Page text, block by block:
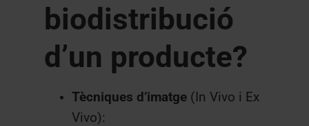
biodistribució
d’un producte?
Tècniques d’imatge (In Vivo i Ex
Vivo):